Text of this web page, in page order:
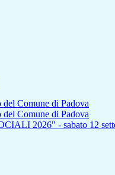
Comune di Padova
Comune di Padova
2026" - sabato 12